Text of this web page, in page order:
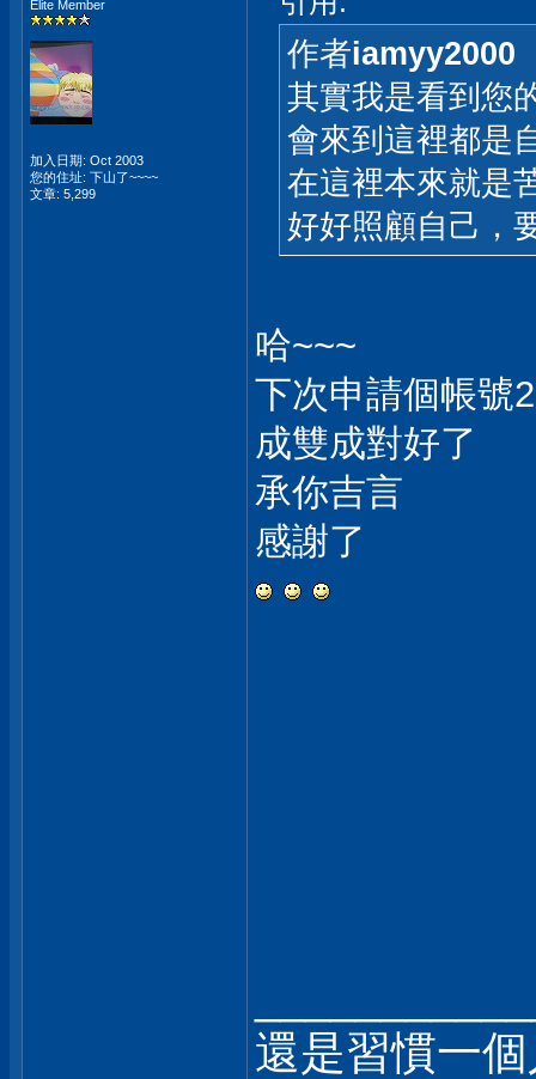
Elite Member
加入日期: Oct 2003
您的住址: 下山了~~~~
文章: 5,299
作者iamyy2000
其實我是看到您
會來到這裡都是
在這裡本來就是
好好照顧自己，
哈~~~
下次申請個帳號
成雙成對好了
承你吉言
感謝了
還是習慣一